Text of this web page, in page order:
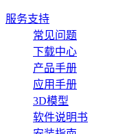
服务支持
常见问题
下载中心
产品手册
应用手册
3D模型
软件说明书